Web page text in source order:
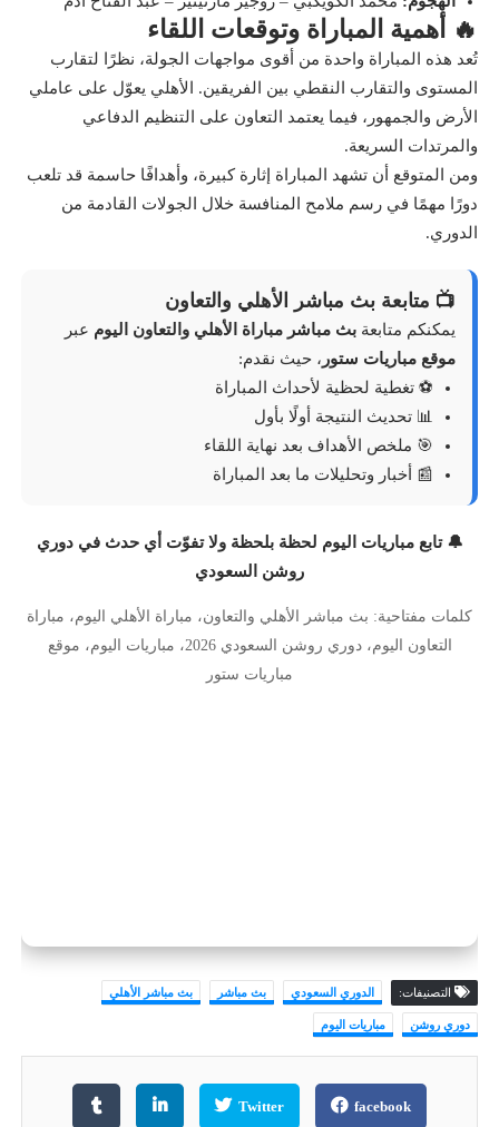
🔥 أهمية المباراة وتوقعات اللقاء
تُعد هذه المباراة واحدة من أقوى مواجهات الجولة، نظرًا لتقارب
المستوى والتقارب النقطي بين الفريقين. الأهلي يعوّل على عاملي
الأرض والجمهور، فيما يعتمد التعاون على التنظيم الدفاعي
والمرتدات السريعة.
ومن المتوقع أن تشهد المباراة إثارة كبيرة، وأهدافًا حاسمة قد تلعب
دورًا مهمًا في رسم ملامح المنافسة خلال الجولات القادمة من
الدوري.
📺 متابعة بث مباشر الأهلي والتعاون
يمكنكم متابعة بث مباشر مباراة الأهلي والتعاون اليوم عبر
موقع مباريات ستور ، حيث نقدم:
⚽ تغطية لحظية لأحداث المباراة
📊 تحديث النتيجة أولًا بأول
🎯 ملخص الأهداف بعد نهاية اللقاء
📰 أخبار وتحليلات ما بعد المباراة
🔔 تابع مباريات اليوم لحظة بلحظة ولا تفوّت أي حدث في دوري
روشن السعودي
كلمات مفتاحية: بث مباشر الأهلي والتعاون، مباراة الأهلي اليوم، مباراة
التعاون اليوم، دوري روشن السعودي 2026، مباريات اليوم، موقع
مباريات ستور
التصنيفات: الدوري السعودي بث مباشر بث مباشر الأهلي
دوري روشن مباريات اليوم
facebook
Twitter